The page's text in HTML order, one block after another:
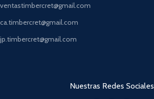
ventastimbercret@gmail.com
ca.timbercret@gmail.com
jp.timbercret@gmail.com
Nuestras Redes Sociales